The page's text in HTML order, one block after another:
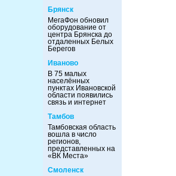
Брянск
МегаФон обновил
оборудование от
центра Брянска до
отдаленных Белых
Берегов
Иваново
В 75 малых
населённых
пунктах Ивановской
области появились
связь и интернет
Тамбов
Тамбовская область
вошла в число
регионов,
представленных на
«ВК Места»
Смоленск